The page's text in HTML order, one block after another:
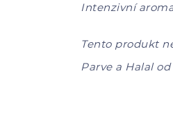
Intenzivní
Tento produkt
Parve a Halal